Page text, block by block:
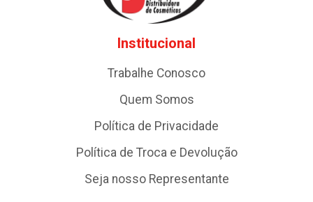
Institucional
Trabalhe Conosco
Quem Somos
Política de Privacidade
Política de Troca e Devolução
Seja nosso Representante